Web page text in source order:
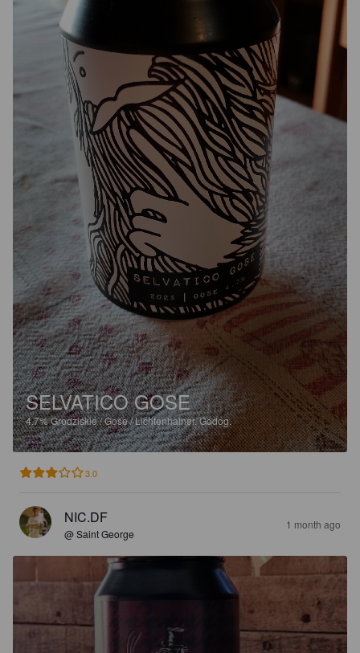
SELVATICO GOSE
4.7%Grodziskie / Gose / Lichtenhainer.Godog.
3.0
NIC.DF
@ Saint George
1 month ago